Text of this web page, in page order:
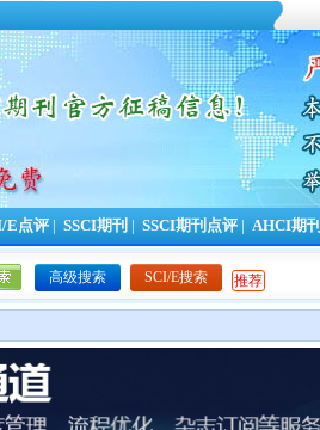
E点评 SSCI期刊 SSCI期刊点评 AHCI期刊
高级搜索 SCI/E搜索 推荐